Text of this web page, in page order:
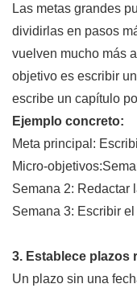
Las metas grandes
dividirlas en pasos
vuelven mucho más
objetivo es escribir
escribe un capítulo
Ejemplo concreto:
Meta principal:
Micro-
Semana 2: Redactar
Semana 3: Escribir
3. Establece plazos
Un plazo sin una